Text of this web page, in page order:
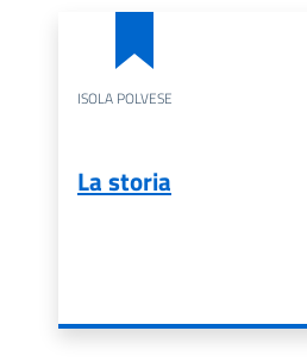
ISOLA POLVESE
La storia